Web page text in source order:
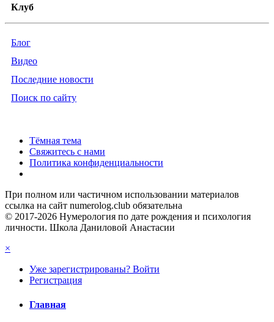
Клуб
Блог
Видео
Последние новости
Поиск по сайту
Тёмная тема
Свяжитесь с нами
Политика конфиденциальности
При полном или частичном использовании материалов
ссылка на сайт numerolog.club обязательна
© 2017-2026 Нумерология по дате рождения и психология
личности. Школа Даниловой Анастасии
×
Уже зарегистрированы? Войти
Регистрация
Главная